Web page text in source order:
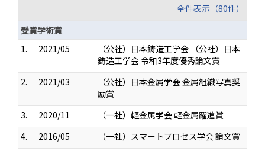
全件表示（80件）
受賞学術賞
1.
2021/05
（公社）日本鋳造工学会 （公社）日本
鋳造工学会 令和3年度優秀論文賞
2.
2021/03
（公社）日本金属学会 金属組織写真奨
励賞
3.
2020/11
（一社）軽金属学会 軽金属躍進賞
4.
2016/05
（一社）スマートプロセス学会 論文賞